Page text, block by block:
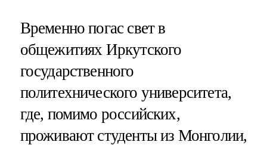
Временно погас свет в
общежитиях Иркутского
государственного
политехнического университета,
где, помимо российских,
проживают студенты из Монголии,